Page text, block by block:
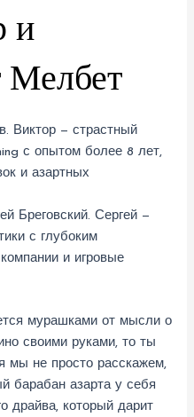
и
Мелбет
. Виктор — страстный
с опытом более 8 лет,
и азартных
Бреговский. Сергей —
с глубоким
и игровые
мурашками от мысли о
своими руками, то ты
мы не просто расскажем,
барабан азарта у себя
драйва, который дарит